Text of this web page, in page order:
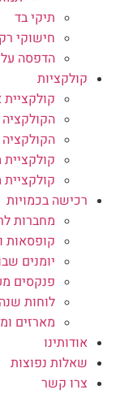
תיקי בד
חישוקי
הדפסה
קולקציות
רכישה בכמויות
מחברות
קופסאות
יומנים
פנקסים
לוחות
מארזים
אודותינו
שאלות נפוצות
צרו קשר